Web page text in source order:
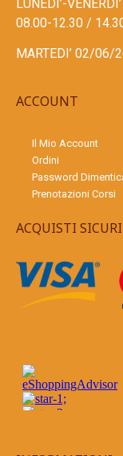
LUNEDI’-VENERDI’
08.00-12.30 /
MARTEDI’ 02/06/
ACCOUNT
Il Mio Account
Ordini
Password
Prenotazioni Corsi
ACQUISTI SICURI